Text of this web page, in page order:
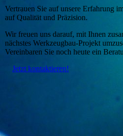
Vertrauen Sie auf unsere Erfahrung
auf Qualität und Präzision.
Wir freuen uns darauf, mit Ihnen
nächstes Werkzeugbau-Projekt
Vereinbaren Sie noch heute ein
Jetzt kontaktieren!